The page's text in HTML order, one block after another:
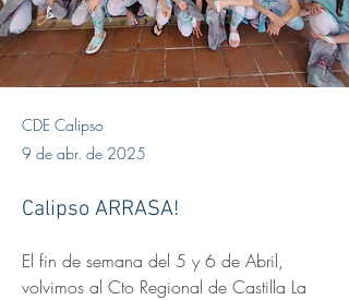
CDE Calipso
9 de abr. de 2025
Calipso ARRASA!
El fin de semana del 5 y 6 de Abril,
volvimos al Cto Regional de Castilla La